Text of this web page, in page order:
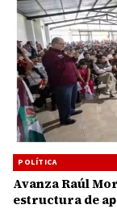
POLÍTICA
Avanza Raúl
estructura de